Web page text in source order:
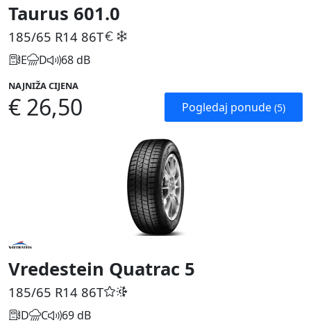
Taurus 601.0
185/65 R14 86T
E D 68 dB
NAJNIŽA CIJENA
€ 26,50 Pogledaj ponude (5)
Vredestein Quatrac 5
185/65 R14 86T
D C 69 dB